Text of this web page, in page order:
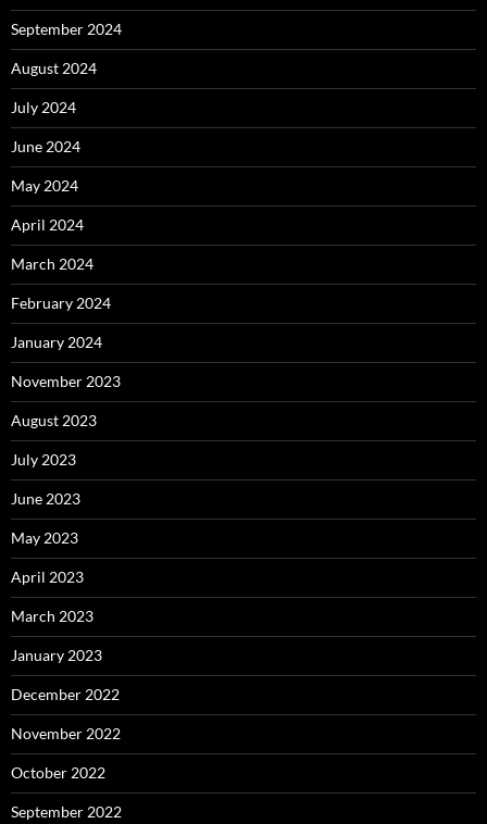
September 2024
August 2024
July 2024
June 2024
May 2024
April 2024
March 2024
February 2024
January 2024
November 2023
August 2023
July 2023
June 2023
May 2023
April 2023
March 2023
January 2023
December 2022
November 2022
October 2022
September 2022